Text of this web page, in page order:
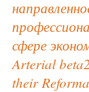
сфере
Arterial
their